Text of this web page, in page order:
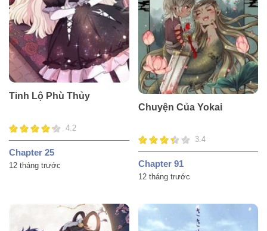
Tinh Lộ Phù Thủy
4.2
Chapter 25
12 tháng trước
Chuyện Của Yokai
3.4
Chapter 91
12 tháng trước